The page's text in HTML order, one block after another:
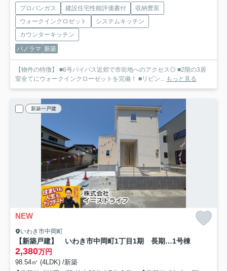
プロパンガス 建設住宅性能評価書付
収納豊富
ウォークインクロゼット
システムキッチン
カウンターキッチン
パノラマ 新築
【物件の特徴】 ■6号バイパス近郊で市街地へのアクセス◎ ■2階の3居
室全てにウォークインクローゼットを完備！ ■リビン... もっと見る
新築一戸建
NEW
いわき市中岡町
【新築戸建】 いわき市中岡町1丁目1期 長期優良住宅1号棟
2,380万円
98.54㎡ (4LDK) /新築